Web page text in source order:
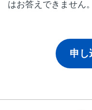
はお答えできません
申し